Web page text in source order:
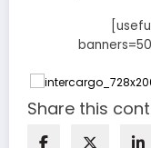
Share this